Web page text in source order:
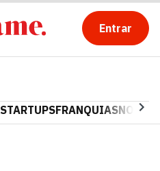
Entrar
STARTUPSFRANQUIAS